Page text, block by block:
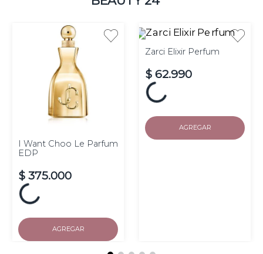
I Want Choo Le Parfum
$ 375
Hasta10
interés
$ 62
Hasta10
interés